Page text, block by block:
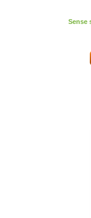
Sense